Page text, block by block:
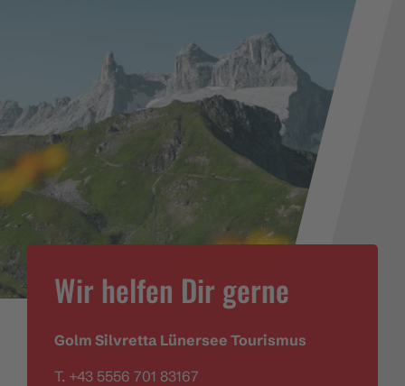
Wir helfen Dir gerne
Golm Silvretta Lünersee Tourismus
T. +43 5556 701 83167